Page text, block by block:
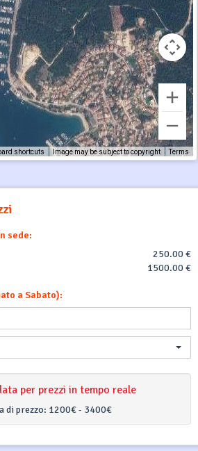
shortcuts Image may be subject to copyright Terms
sede:
250.00 €
1500.00 €
a Sabato):
per prezzi in tempo reale
di prezzo: 1200€ - 3400€